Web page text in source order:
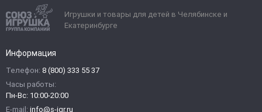
Игрушки и товары для детей в Челябинске и
Екатеринбурге
Информация
Телефон: 8 (800) 333 55 37
Часы работы:
Пн-Вс: 10:00-20:00
E-mail: info@s-igr.ru